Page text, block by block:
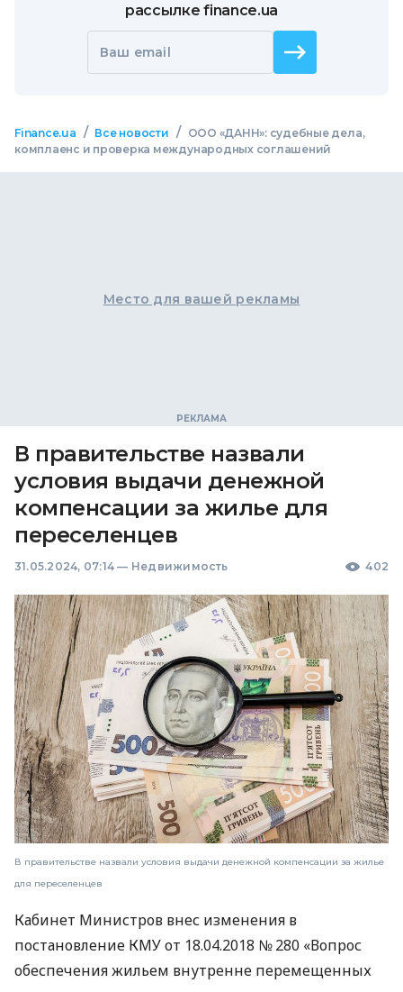
рассылке finance.ua
Ваш email
Finance.ua / Все новости /
ООО «ДАНН»: судебные дела,
комплаенс и проверка международных соглашений
Место для вашей рекламы
В правительстве назвали
условия выдачи денежной
компенсации за жилье для
переселенцев
31.05.2024, 07:14 — Недвижимость 402
В правительстве назвали условия выдачи денежной компенсации за жилье
для переселенцев
Кабинет Министров внес изменения в
постановление КМУ от 18.04.2018 № 280 «Вопрос
обеспечения жильем внутренне перемещенных